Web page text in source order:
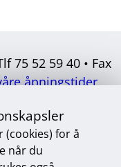
for å
når du
75 52 59 40 • Fax
åpningstider